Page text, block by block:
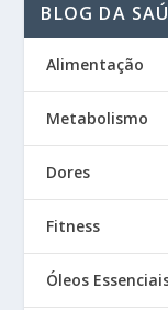
BLOG DA
Alimentação
Metabolismo
Dores
Fitness
Óleos